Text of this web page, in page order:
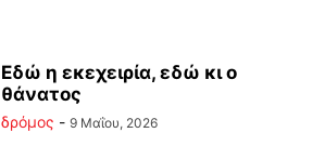
Εδώ η εκεχειρία, εδώ κι ο
θάνατος
δρόμος - 9 Μαΐου, 2026